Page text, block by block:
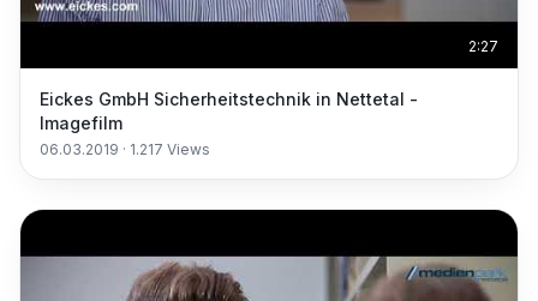
2:27
Eickes GmbH Sicherheitstechnik in Nettetal -
Imagefilm
06.03.2019 · 1.217 Views